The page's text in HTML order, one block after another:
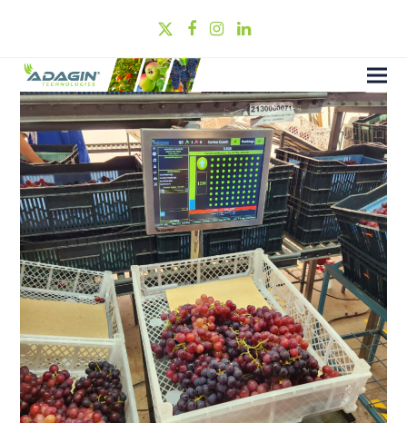
Twitter
Facebook
Instagram
LinkedIn